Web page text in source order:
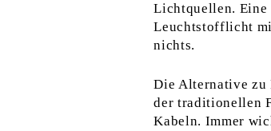
Lichtquellen. Eine
Leuchtstofflicht
nichts.
Die Alternative zu
der traditionellen
Kabeln. Immer